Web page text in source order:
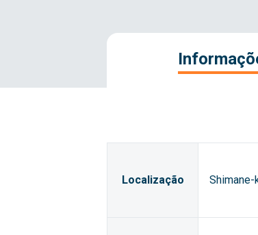
Localização Shimane-